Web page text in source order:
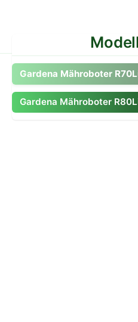
Gardena Mähroboter
Zum Modell gehen
Gardena Mähroboter